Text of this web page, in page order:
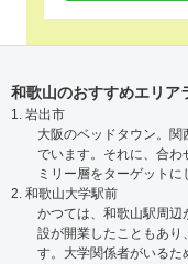
和歌山のおすすめエリア
1. 岩出市
大阪のベッドタウン。
でいます。それに、合わ
ミリー層をターゲットに
2. 和歌山大学駅前
かつては、和歌山駅周
設が開業したこともあり
す。大学関係者がいるた